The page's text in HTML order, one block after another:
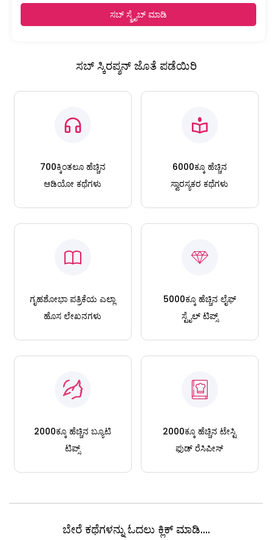
ಸಬ್ ಸ್ಕ್ರೈಬ್ ಮಾಡಿ
ಸಬ್ ಸ್ಕಿರಪ್ಶನ್ ಜೊತೆ ಪಡೆಯಿರಿ
700ಕ್ಕಿಂತಲೂ ಹೆಚ್ಚಿನ
ಆಡಿಯೋ ಕಥೆಗಳು
6000ಕ್ಕೂ ಹೆಚ್ಚಿನ
ಸ್ವಾರಸ್ಯಕರ ಕಥೆಗಳು
ಗೃಹಶೋಭಾ ಪತ್ರಿಕೆಯ ಎಲ್ಲಾ
ಹೊಸ ಲೇಖನಗಳು
5000ಕ್ಕೂ ಹೆಚ್ಚಿನ ಲೈಫ್
ಸ್ಟೈಲ್ ಟಿಪ್ಸ್
2000ಕ್ಕೂ ಹೆಚ್ಚಿನ ಬ್ಯೂಟಿ
ಟಿಪ್ಸ್
2000ಕ್ಕೂ ಹೆಚ್ಚಿನ ಟೇಸ್ಟಿ
ಫುಡ್ ರೆಸಿಪೀಸ್
ಬೇರೆ ಕಥೆಗಳನ್ನು ಓದಲು ಕ್ಲಿಕ್ ಮಾಡಿ....